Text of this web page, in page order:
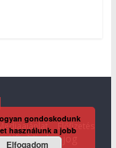
Előfizetés
Kft. Minden jog
gondoskodunk
használunk a jobb
Elfogadom